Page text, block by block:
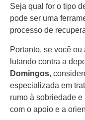
Seja qual for o tipo
pode ser uma
processo de
Portanto, se você
lutando contra a
Domingos,
especializada em
rumo à sobriedade
com o apoio e a